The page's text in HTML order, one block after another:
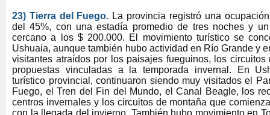
23) Tierra del Fuego. La provincia registró una
del 45%, con una estadía promedio de tres noches y
cercano a los $ 200.000. El movimiento turístico se
Ushuaia, aunque también hubo actividad en Río Grande y
visitantes atraídos por los paisajes fueguinos, los circuitos
propuestas vinculadas a la temporada invernal. En
turístico provincial, continuaron siendo muy visitados el
Fuego, el Tren del Fin del Mundo, el Canal Beagle, los
centros invernales y los circuitos de montaña que
con la llegada del invierno. También hubo movimiento en